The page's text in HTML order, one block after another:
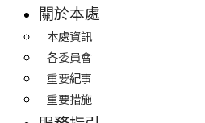
關於本處
本處資訊
各委員會
重要紀事
重要措施